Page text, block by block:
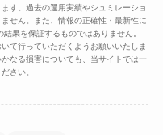
す。過去の運用実績やシュミレーショ
せん。また、情報の正確性・最新性に
果を保証するものではありません。
て行っていただくようお願いいたしま
なる損害についても、当サイトでは一
さい。